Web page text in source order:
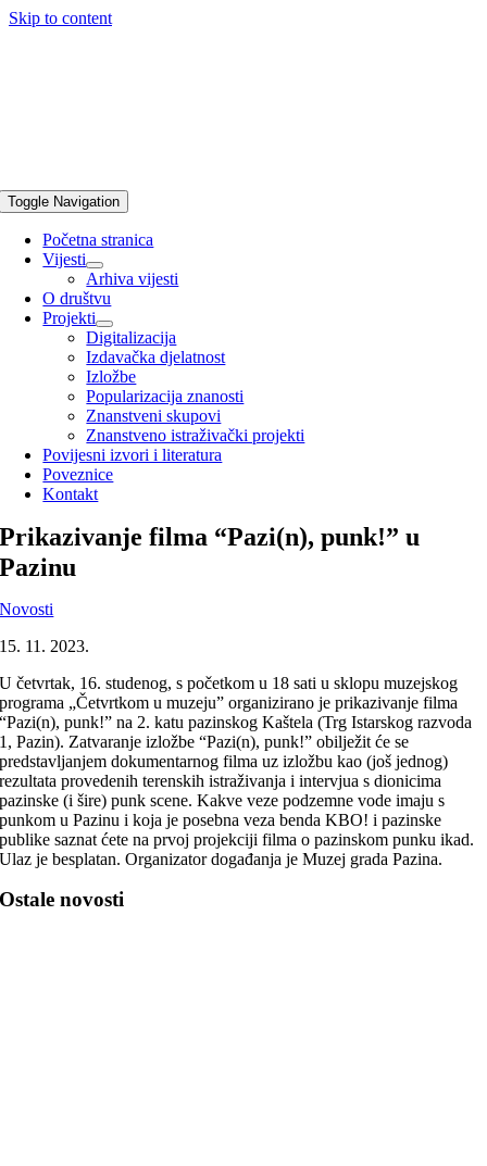
Skip to content
Toggle Navigation
Početna stranica
Vijesti
Arhiva vijesti
O društvu
Projekti
Digitalizacija
Izdavačka djelatnost
Izložbe
Popularizacija znanosti
Znanstveni skupovi
Znanstveno istraživački projekti
Povijesni izvori i literatura
Poveznice
Kontakt
Prikazivanje filma “Pazi(n), punk!” u
Pazinu
Novosti
15. 11. 2023.
U četvrtak, 16. studenog, s početkom u 18 sati u sklopu muzejskog
programa „Četvrtkom u muzeju” organizirano je prikazivanje filma
“Pazi(n), punk!” na 2. katu pazinskog Kaštela (Trg Istarskog razvoda
1, Pazin). Zatvaranje izložbe “Pazi(n), punk!” obilježit će se
predstavljanjem dokumentarnog filma uz izložbu kao (još jednog)
rezultata provedenih terenskih istraživanja i intervjua s dionicima
pazinske (i šire) punk scene. Kakve veze podzemne vode imaju s
punkom u Pazinu i koja je posebna veza benda KBO! i pazinske
publike saznat ćete na prvoj projekciji filma o pazinskom punku ikad.
Ulaz je besplatan. Organizator događanja je Muzej grada Pazina.
Ostale novosti